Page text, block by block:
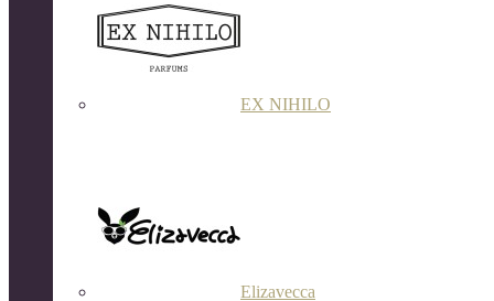
EX NIHILO
Elizavecca